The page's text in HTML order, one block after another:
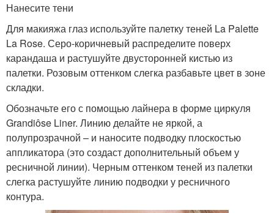
Нанесите тени
Для макияжа глаз используйте палетку теней La Palette
La Rose. Серо-коричневый распределите поверх
карандаша и растушуйте двусторонней кистью из
палетки. Розовым оттенком слегка разбавьте цвет в зоне
складки.
Обозначьте его с помощью лайнера в форме циркуля
Grandiôse Liner. Линию делайте не яркой, а
полупрозрачной – и наносите подводку плоскостью
аппликатора (это создаст дополнительный объем у
ресничной линии). Черным оттенком теней из палетки
слегка растушуйте линию подводки у ресничного
контура.